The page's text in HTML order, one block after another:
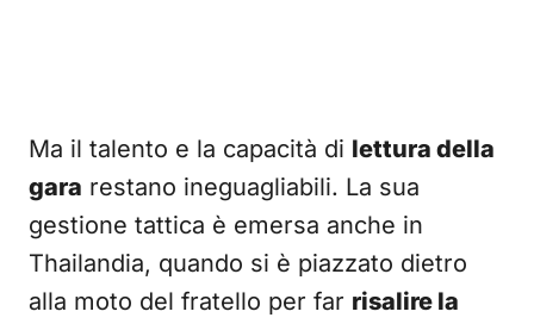
Ma il talento e la capacità di lettura della
gara restano ineguagliabili. La sua
gestione tattica è emersa anche in
Thailandia, quando si è piazzato dietro
alla moto del fratello per far risalire la